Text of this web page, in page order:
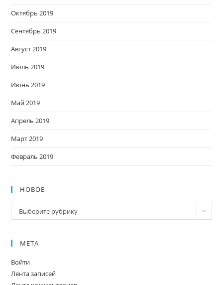
Октябрь 2019
Сентябрь 2019
Август 2019
Июль 2019
Июнь 2019
Май 2019
Апрель 2019
Март 2019
Февраль 2019
НОВОЕ
Новое
Выберите рубрику
МЕТА
Войти
Лента записей